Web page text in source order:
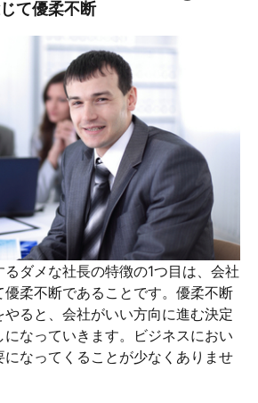
て優柔不断
ダメな社長の特徴の1つ目は、会社
優柔不断であることです。優柔不断
ると、会社がいい方向に進む決定
なっていきます。ビジネスにおい
なってくることが少なくありませ